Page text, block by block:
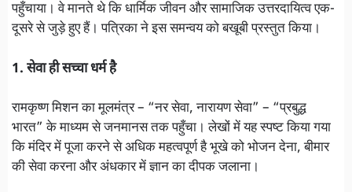
पहुँचाया। वे मानते थे कि धार्मिक जीवन और सामाजिक उत्तरदायित्व एक-
दूसरे से जुड़े हुए हैं। पत्रिका ने इस समन्वय को बखूबी प्रस्तुत किया।
1. सेवा ही सच्चा धर्म है
रामकृष्ण मिशन का मूलमंत्र – “नर सेवा, नारायण सेवा” – “प्रबुद्ध
भारत” के माध्यम से जनमानस तक पहुँचा। लेखों में यह स्पष्ट किया गया
कि मंदिर में पूजा करने से अधिक महत्वपूर्ण है भूखे को भोजन देना, बीमार
की सेवा करना और अंधकार में ज्ञान का दीपक जलाना।